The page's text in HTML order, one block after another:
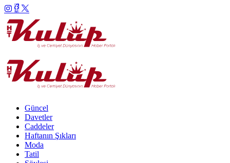
Güncel
Davetler
Caddeler
Haftanın Şıkları
Moda
Tatil